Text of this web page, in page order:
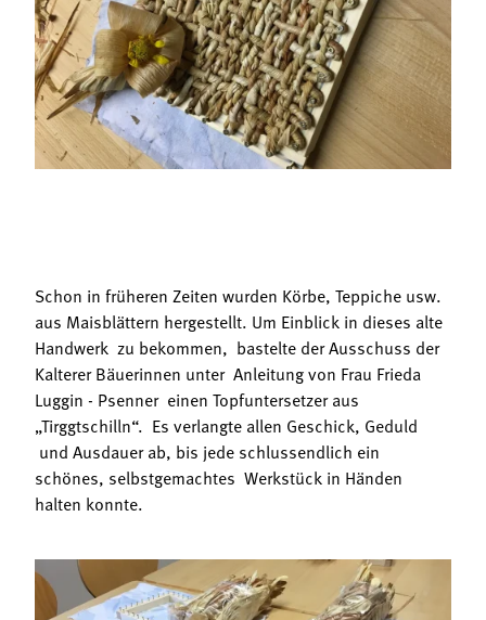
Mitgliedschaft
Landessekretariat
Bäuerliche Buffets
Hofgeschichten
Schon in früheren Zeiten wurden Körbe, Teppiche usw.
aus Maisblättern hergestellt. Um Einblick in dieses alte
Handwerk zu bekommen, bastelte der Ausschuss der
Kalterer Bäuerinnen unter Anleitung von Frau Frieda
Luggin - Psenner einen Topfuntersetzer aus
„Tirggtschilln“. Es verlangte allen Geschick, Geduld
und Ausdauer ab, bis jede schlussendlich ein
schönes, selbstgemachtes Werkstück in Händen
halten konnte.